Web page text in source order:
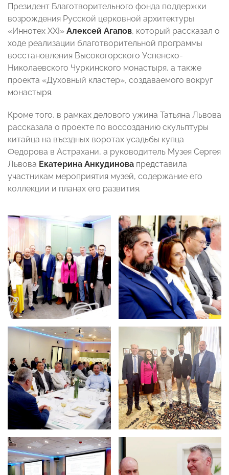
Президент Благотворительного фонда поддержки
возрождения Русской церковной архитектуры
«Иннотех XXI» Алексей Агапов, который рассказал о
ходе реализации благотворительной программы
восстановления Высокогорского Успенско-
Николаевского Чуркинского монастыря, а также
проекта «Духовный кластер», создаваемого вокруг
монастыря.
Кроме того, в рамках делового ужина Татьяна Львова
рассказала о проекте по воссозданию скульптуры
китайца на въездных воротах усадьбы купца
Федорова в Астрахани, а руководитель Музея Сергея
Львова Екатерина Анкудинова представила
участникам мероприятия музей, содержание его
коллекции и планах его развития.